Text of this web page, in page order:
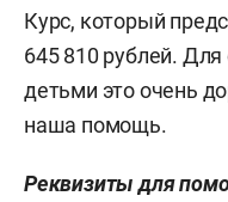
Курс, который
645 810 рублей.
детьми это очень
наша помощь.
Реквизиты для